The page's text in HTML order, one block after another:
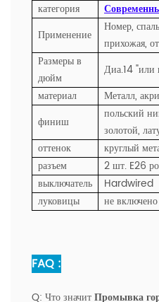
категория
Применение
Номер,
прихожая,
Размеры в
дюйм
Диа.14 "или
материал
Металл,
финиш
польский
золотой,
оттенок
круглый
разъем
2 шт. E26
выключатель
Hardwired
луковицы
не включено
FAQ :
Q: Что значитПромывка